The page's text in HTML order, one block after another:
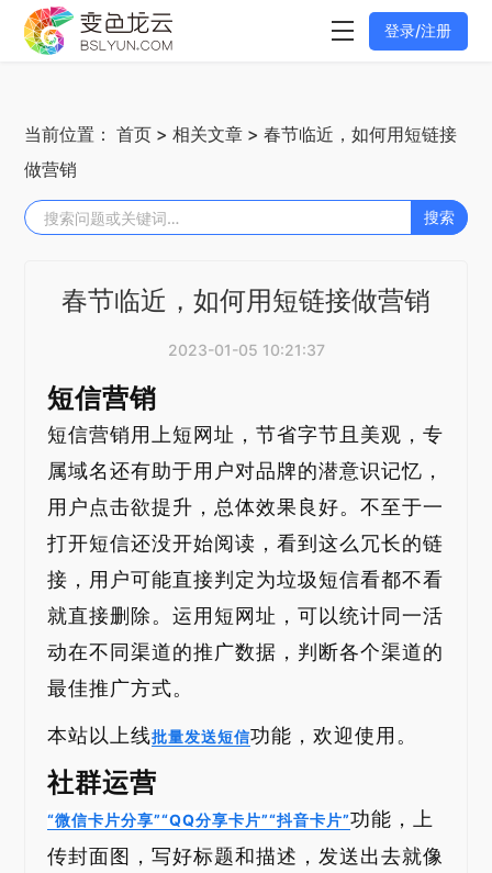
登录/注册
当前位置：首页 >相关文章 > 春节临近，如何用短链接
做营销
搜索
春节临近，如何用短链接做营销
2023-01-05 10:21:37
短信营销
短信营销用上短网址，节省字节且美观，专
属域名还有助于用户对品牌的潜意识记忆，
用户点击欲提升，总体效果良好。不至于一
打开短信还没开始阅读，看到这么冗长的链
接，用户可能直接判定为垃圾短信看都不看
就直接删除。运用短网址，可以统计同一活
动在不同渠道的推广数据，判断各个渠道的
最佳推广方式。
本站以上线批量发送短信功能，欢迎使用。
社群运营
“微信卡片分享”“QQ分享卡片”“抖音卡片”功能，上
传封面图，写好标题和描述，发送出去就像